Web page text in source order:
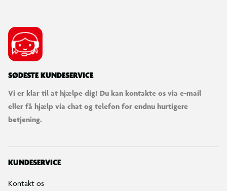
SØDESTE KUNDESERVICE
Vi er klar til at hjælpe dig! Du kan kontakte os via e-mail
eller få hjælp via chat og telefon for endnu hurtigere
betjening.
KUNDESERVICE
Kontakt os